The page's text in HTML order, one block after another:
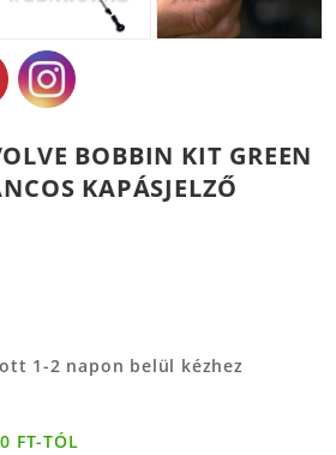
BOBBIN KIT GREEN
KAPÁSJELZŐ
1-2 napon belül kézhez
FT-TÓL